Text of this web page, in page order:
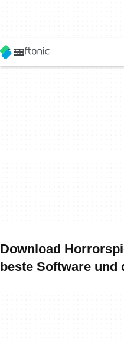
Download
beste Software und